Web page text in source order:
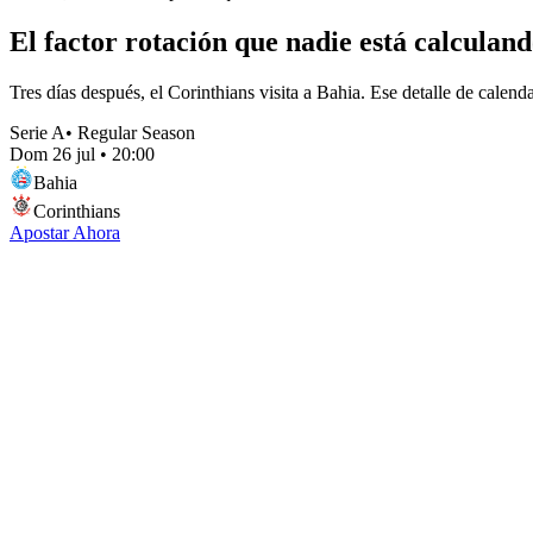
El factor rotación que nadie está
Tres días después, el Corinthians visita a Bahia. Ese detalle de
Serie A• Regular Season
Dom 26 jul • 20:00
Bahia
Corinthians
Apostar Ahora